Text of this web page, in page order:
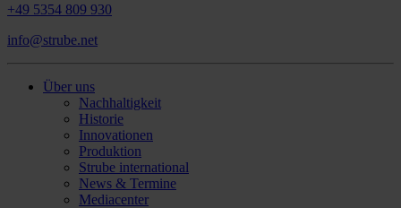
+49 5354 809 930
info@strube.net
Über uns
Nachhaltigkeit
Historie
Innovationen
Produktion
Strube international
News & Termine
Mediacenter